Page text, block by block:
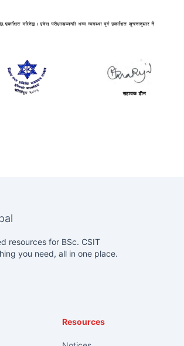
resources for BSc. CSIT
you need, all in one place.
Resources